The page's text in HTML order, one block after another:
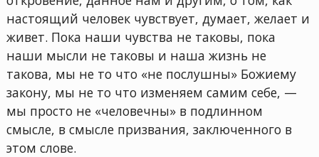
настоящий человек чувствует, думает, желает и
живет. Пока наши чувства не таковы, пока
наши мысли не таковы и наша жизнь не
такова, мы не то что «не послушны» Божиему
закону, мы не то что изменяем самим себе, —
мы просто не «человечны» в подлинном
смысле, в смысле призвания, заключенного в
этом слове.